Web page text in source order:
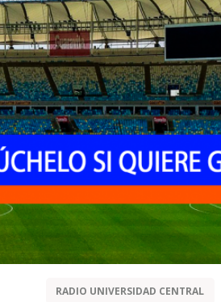
RADIO UNIVERSIDAD CENTRAL